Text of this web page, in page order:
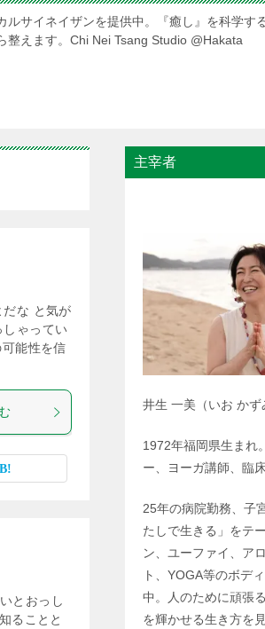
ルサイネイザンを提供中。『癒し』を科学す
整えます。Chi Nei Tsang Studio @Hakata
な と気が
ゃってい
能性を信
とおっし
ることと
主宰者
井生 一美（いお かず
1972年福岡県生まれ
ー、ヨーガ講師、臨
25年の病院勤務、子
たしで生きる」をテ
ン、ユーファイ、ア
ト、YOGA等のボデ
中。人のために頑張
を輝かせる生き方を